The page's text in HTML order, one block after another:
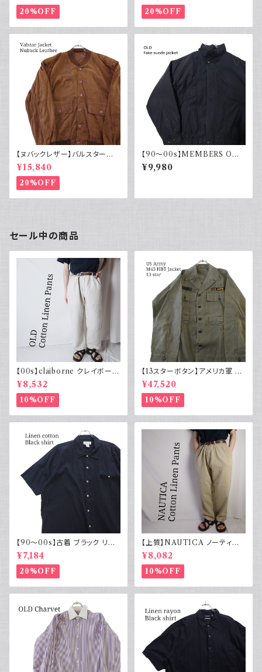
20%OFF 20%OFF
【ヌバックレザー】バルスター型
ブルゾンジャケット ヴァルスター
ヴィンテージ
¥15,840
20%OFF
【90～00s】MEMBERS ONL
Y メンバーズオンリー フェード
スエード ブルゾンジャケット ス
000年代
¥9,980
セール中の商品
【00s】claiborne クレイボーン
リネンコットンパンツ ツータック
¥8,532
10%OFF
【13スターボタン】アメリカ軍 M
43 HBT ジャケット パッチ 軍物
実物
¥47,520
10%OFF
【90～00s】古着 ブラック リネ
ンコットンシャツ 黒 ボックスシ
ルエット
¥7,184
20%OFF
【上質】NAUTICA ノーティカ
コットンリネンパンツ ツータック
¥8,082
10%OFF